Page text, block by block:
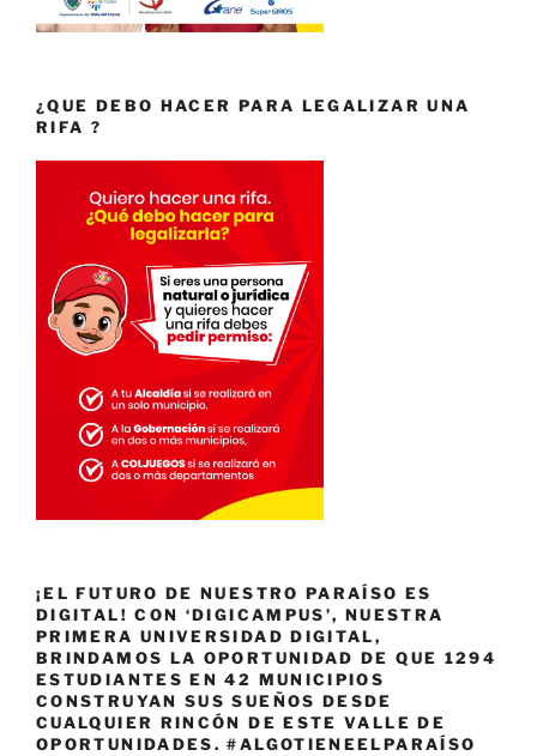
¿QUE DEBO HACER PARA LEGALIZAR UNA
RIFA ?
¡EL FUTURO DE NUESTRO PARAÍSO ES
DIGITAL! CON ‘DIGICAMPUS’, NUESTRA
PRIMERA UNIVERSIDAD DIGITAL,
BRINDAMOS LA OPORTUNIDAD DE QUE 1294
ESTUDIANTES EN 42 MUNICIPIOS
CONSTRUYAN SUS SUEÑOS DESDE
CUALQUIER RINCÓN DE ESTE VALLE DE
OPORTUNIDADES. #ALGOTIENEELPARAÍSO